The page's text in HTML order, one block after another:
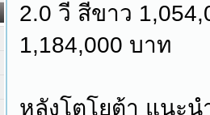
2.0 วี สีขาว
1,184,000 บาท
หลังโตโยต้า แนะน